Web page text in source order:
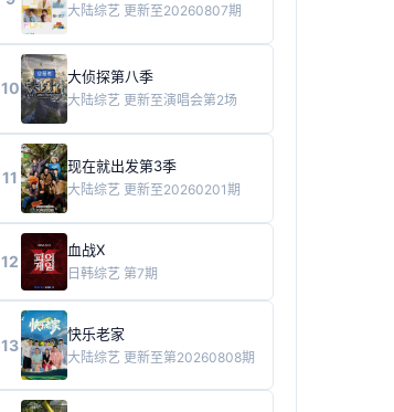
大陆综艺 更新至20260807期
10
大侦探第八季
大陆综艺 更新至演唱会第2场
11
现在就出发第3季
大陆综艺 更新至20260201期
12
血战X
日韩综艺 第7期
13
快乐老家
大陆综艺 更新至第20260808期